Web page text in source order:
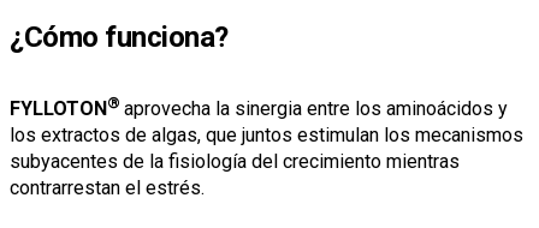
¿Cómo funciona?
FYLLOTON ® aprovecha la sinergia entre los aminoácidos y
los extractos de algas, que juntos estimulan los mecanismos
subyacentes de la fisiología del crecimiento mientras
contrarrestan el estrés.